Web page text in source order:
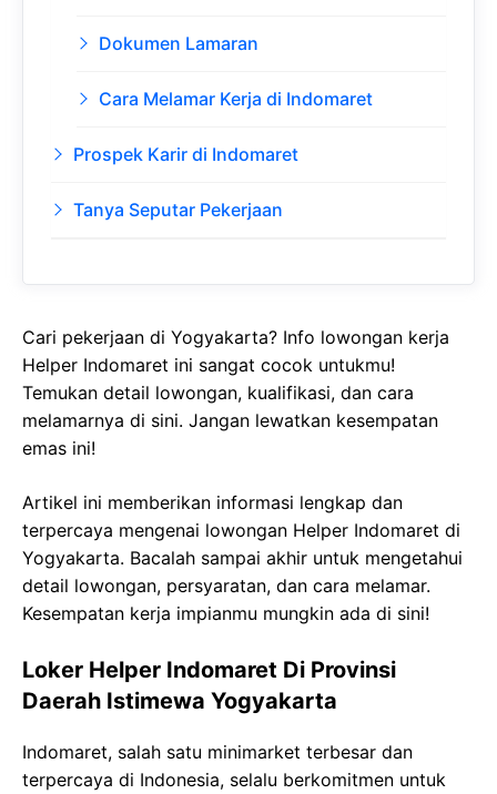
Dokumen Lamaran
Cara Melamar Kerja di Indomaret
Prospek Karir di Indomaret
Tanya Seputar Pekerjaan
Cari pekerjaan di Yogyakarta? Info lowongan kerja
Helper Indomaret ini sangat cocok untukmu!
Temukan detail lowongan, kualifikasi, dan cara
melamarnya di sini. Jangan lewatkan kesempatan
emas ini!
Artikel ini memberikan informasi lengkap dan
terpercaya mengenai lowongan Helper Indomaret di
Yogyakarta. Bacalah sampai akhir untuk mengetahui
detail lowongan, persyaratan, dan cara melamar.
Kesempatan kerja impianmu mungkin ada di sini!
Loker Helper Indomaret Di Provinsi
Daerah Istimewa Yogyakarta
Indomaret, salah satu minimarket terbesar dan
terpercaya di Indonesia, selalu berkomitmen untuk